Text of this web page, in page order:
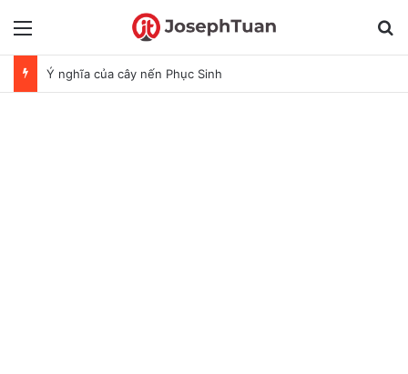
Ý nghĩa của cây nến Phục Sinh